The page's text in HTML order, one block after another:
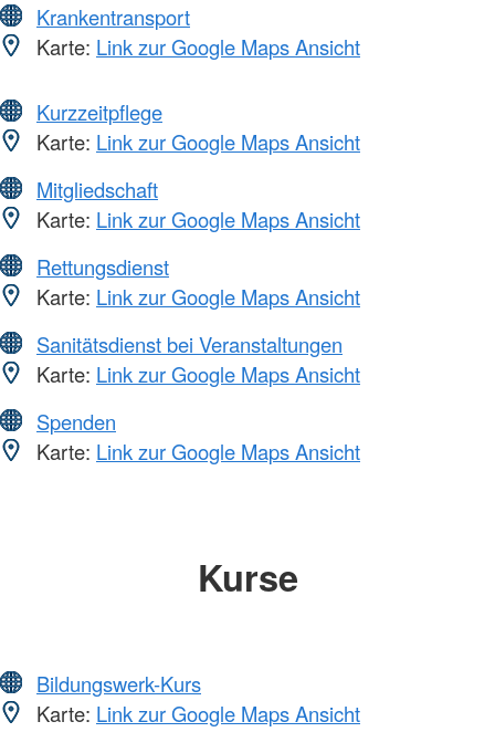
Krankentransport
Karte: Link zur Google Maps Ansicht
Kurzzeitpflege
Karte: Link zur Google Maps Ansicht
Mitgliedschaft
Karte: Link zur Google Maps Ansicht
Rettungsdienst
Karte: Link zur Google Maps Ansicht
Sanitätsdienst bei Veranstaltungen
Karte: Link zur Google Maps Ansicht
Spenden
Karte: Link zur Google Maps Ansicht
Kurse
Bildungswerk-Kurs
Karte: Link zur Google Maps Ansicht